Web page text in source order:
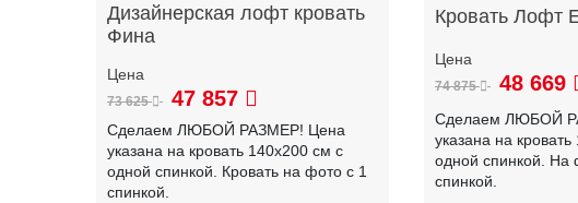
Дизайнерская лофт кровать
Фина
73 625 47 857
Сделаем ЛЮБОЙ РАЗМЕР! Цена
указана на кровать 140х200 см с
одной спинкой. Кровать на фото с 1
спинкой.
Кровать Лофт
74 875 48 669
Сделаем ЛЮБОЙ
указана на
одной спинкой. На
спинкой.